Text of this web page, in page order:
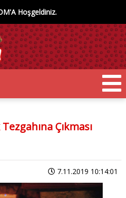
Hoşgeldiniz.
Çıkması
7.11.2019 10:14:01